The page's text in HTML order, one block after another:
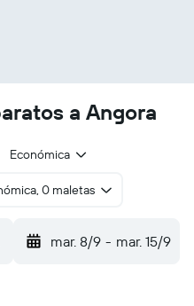
a Angora
Económica
0 maletas
mar. 8/9 - mar. 15/9